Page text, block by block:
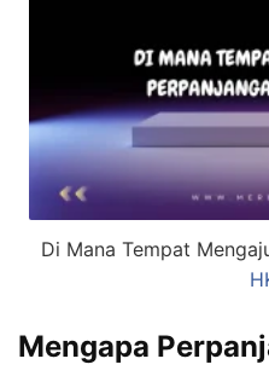
Di Mana Tempat
Mengapa